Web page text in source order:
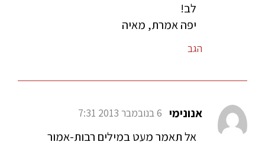
לב!
יפה אמרת, מאיה
הגב
אנונימי 6 בנובמבר 2013 7:31
אל תאמר מעט במילים רבות-אמור